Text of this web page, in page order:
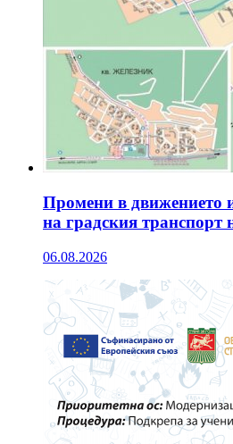
Промени в движението
на градския транспорт
06.08.2026